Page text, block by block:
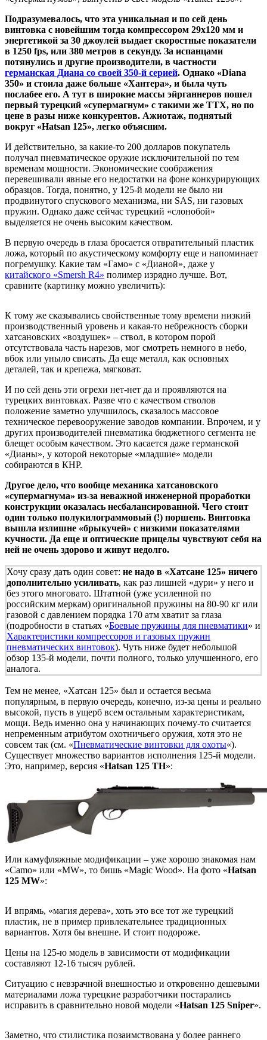
Подразумевалось, что эта уникальная и по сей день
винтовка с новейшим тогда компрессором 29х120 мм и
энергетикой за 30 джоулей выдает скоростные показатели
в 1250 fps, или 380 метров в секунду. За испанцами
потянулись и другие производители, в частности
германская Диана со своей 350-й серией. Однако «Diana
350» и стоила даже больше «Хантера», и была чуть
послабее его. А тут в широкие массы эйрганнеров пошел
первый турецкий «супермагнум» с такими же ТТХ, но по
цене в разы ниже конкурентов. Ажиотаж, поднятый
вокруг «Hatsan 125», легко объясним.
И действительно, за какие-то 200 долларов покупатель
получал пневматическое оружие исключительной по тем
временам мощности. Экономические соображения
перевешивали явные его недостатки на фоне конкурирующих
образцов. Тогда, понятно, у 125-й модели не было ни
продвинутого спускового механизма, ни SAS, ни газовых
пружин. Однако даже сейчас турецкий «слонобой»
выделяется не очень высоким качеством.
В первую очередь в глаза бросается отвратительный пластик
ложа, который по акустическому комфорту еще и напоминает
погремушку. Какие там «Гамо» с «Дианой», даже у
китайского «Smersh R4» полимер изрядно лучше. Вот,
сравните (картинку можно увеличить):
К тому же сказывались свойственные тому времени низкий
производственный уровень и какая-то небрежность сборки
хатсановских «воздушек» – ствол, в котором порой
отсутствовала часть нарезов, мог смотреть немного в небо,
вбок или уныло свисать. Да еще металл, как основных
деталей, так и крепежа, мягковат.
И по сей день эти огрехи нет-нет да и проявляются на
турецких винтовках. Разве что с качеством стволов
положение заметно улучшилось, сказалось массовое
техническое перевооружение заводов компании. Впрочем, и у
других производителей пневматика бюджетного сегмента не
блещет особым качеством. Это касается даже германской
«Дианы», у которой некоторые «младшие» модели
собираются в КНР.
Другое дело, что вообще механика хатсановского
«супермагнума» из-за неважной инженерной проработки
конструкции оказалась несбалансированной. Чего стоит
один только полукилограммовый (!) поршень. Винтовка
вышла излишне «брыкучей» с низкими показателями
кучности. Да еще и оптические прицелы чувствуют себя на
ней не очень здорово и живут недолго.
Хочу сразу дать один совет: не надо в «Хатсане 125» ничего
дополнительно усиливать, как раз лишней «дури» у него и
без этого многовато. Штатной (уже усиленной по
российским меркам) оригинальной пружины на 80-90 кг или
газовой с давлением порядка 170 атм хватит за глаза
(подробности в статьях «Боевые пружины для пневматики» и
Характеристики компрессоров и газовых пружин
пневматических винтовок). Чуть ниже будет небольшой
обзор 135-й модели, почти полного, только улучшенного, его
аналога.
Тем не менее, «Хатсан 125» был и остается весьма
популярным, в первую очередь, конечно, из-за цены и реально
высокой, пусть в ущерб всем остальным характеристикам,
мощи. Ведь именно она у начинающих почему-то считается
непременным атрибутом охотничьего оружия, хотя это не
совсем так (см. «Пневматические винтовки для охоты«).
Существует множество вариантов исполнения 125-й модели.
Это, например, версия «Hatsan 125 TH»:
Или камуфляжные модификации – уже хорошо знакомая нам
«Camo» или «MW», то бишь «Magic Wood». На фото «Hatsan
125 MW»:
И впрямь, «магия дерева», хоть это все тот же турецкий
пластик, не в пример привлекательнее традиционных
вариантов. Хотя бы внешне. И стоит подороже.
Цены на 125-ю модель в зависимости от модификации
составляют 12-16 тысяч рублей.
Ситуацию с невзрачной внешностью и откровенно дешевыми
материалами ложа турецкие разработчики постарались
исправить в сравнительно новой модели «Hatsan 125 Sniper».
Заметно, что стилистика позаимствована у более раннего